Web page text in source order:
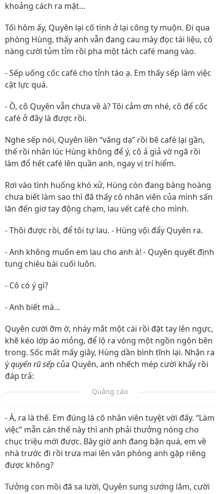
khoảng cách ra mặt…
Tối hôm ấy, Quyên lại cố tình ở lại công ty muộn. Đi qua
phòng Hùng, thấy anh vẫn đang cau mày đọc tài liệu, cô
nàng cười tủm tỉm rồi pha một tách café mang vào.
- Sếp uống cốc café cho tỉnh táo ạ. Em thấy sếp làm việc
cật lực quá.
- Ồ, cô Quyên vẫn chưa về à? Tôi cảm ơn nhé, cô để cốc
café ở đây là được rồi.
Nghe sếp nói, Quyên liền “vâng dạ” rồi bê café lại gần,
thế rồi nhân lúc Hùng không để ý, cô ả giả vờ ngã rồi
làm đổ hết café lên quần anh, ngay vị trí hiểm.
Rơi vào tình huống khó xử, Hùng còn đang bàng hoàng
chưa biết làm sao thì đã thấy cô nhân viên của mình sấn
lăn đến giơ tay động chạm, lau vết café cho mình.
- Thôi được rồi, để tôi tự lau. - Hùng vội đẩy Quyên ra.
- Anh không muốn em lau cho anh à! - Quyên quyết định
tung chiêu bài cuối luôn.
- Cô có ý gì?
- Anh biết mà…
Quyên cười ỡm ờ, nháy mắt một cái rồi đặt tay lên ngực,
khẽ kéo lớp áo mỏng, để lộ ra vòng một ngồn ngộn bên
trong. Sốc mất mấy giây, Hùng dần bình tĩnh lại. Nhận ra
ýquyến rũ sếp của Quyên, anh nhếch mép cười khẩy rồi
đáp trả:
Quảng cáo
- À, ra là thế. Em đúng là cô nhân viên tuyệt vời đấy. “Làm
việc” mẫn cán thế này thì anh phải thưởng nóng cho
chục triệu mới được. Bây giờ anh đang bận quá, em về
nhà trước đi rồi trưa mai lên văn phòng anh gặp riêng
được không?
Tưởng con mồi đã sa lười, Quyên sung sướng lắm, cười